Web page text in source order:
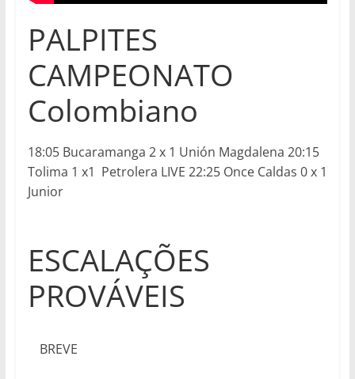
PALPITES
CAMPEONATO
Colombiano
18:05 Bucaramanga 2 x 1 Unión Magdalena 20:15
Tolima 1 x1 Petrolera LIVE 22:25 Once Caldas 0 x 1
Junior
ESCALAÇÕES
PROVÁVEIS
BREVE